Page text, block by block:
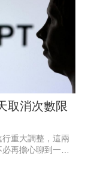
取消次數限
重大調整，這兩
再擔心聊到一半